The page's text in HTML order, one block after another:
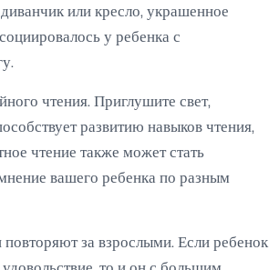
или кресло, украшенное
у ребенка с
чтения. Приглушите свет,
развитию навыков чтения,
чтение также может стать
вашего ребенка по разным
за взрослыми. Если ребенок